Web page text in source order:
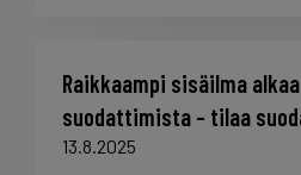
Raikkaampi sisäilma
suodattimista – tilaa
13.8.2025